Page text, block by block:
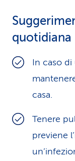
quotidiana
In caso di
casa.
Tenere
previene